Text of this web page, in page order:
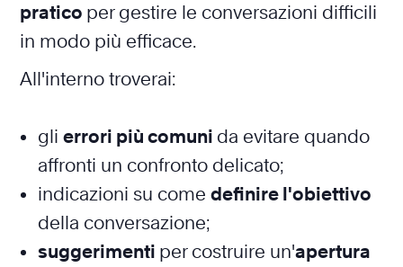
pratico per gestire le conversazioni difficili
in modo più efficace.
All'interno troverai:
gli errori più comuni da evitare quando
affronti un confronto delicato;
indicazioni su come definire l'obiettivo
della conversazione;
suggerimenti per costruire un'apertura